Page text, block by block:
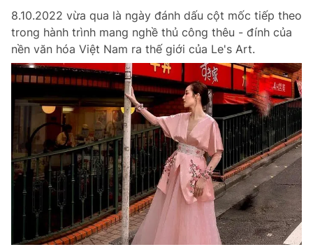
8.10.2022 vừa qua là ngày đánh dấu cột mốc tiếp theo
trong hành trình mang nghề thủ công thêu - đính của
nền văn hóa Việt Nam ra thế giới của Le's Art.